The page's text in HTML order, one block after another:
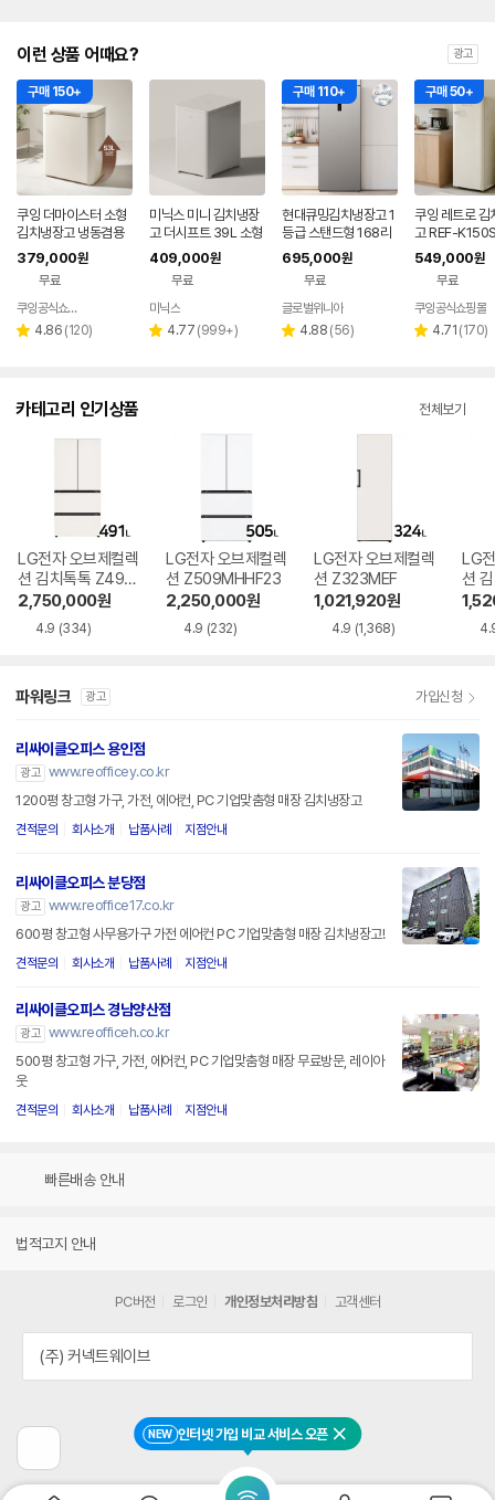
NEW 인터넷 가입 비교 서비스 오픈 닫기
이런 상품 어때요? 광고
구매 150+
쿠잉 더마이스터 소형
김치냉장고 냉동겸용
뚜껑형 발효숙성 K05
5CGGB 그레이지
379,000원
무료
페이
쿠잉공식쇼핑몰
별 4.86 리
(120)
미닉스 미니 김치냉장
고 더시프트 39L 소형
뚜껑형
409,000원
무료
미닉스
별 4.77 리
(999+)
구매 110+
현대큐밍김치냉장고 1
등급 스탠드형 168리
터 1도어 KAE116TS
ME18 저소음 김치보
관 절전가전 신선보관
695,000원
무료
페이
글로벌위니아
별 4.88 리
(56)
구매 50+
쿠잉 레트로 김
고 REF-
탠드형 소형 미
냉장 냉동 겸용
549,000원
무료
쿠잉공식쇼핑몰
별 4.71 리
(170)
카테고리 인기상품 전체보기
LG전자 오브제컬렉
션 김치톡톡 Z490
MEEF11
2,750,000원
4.9 (334)
LG전자 오브제컬렉
션 Z509MHHF23
2,250,000원
4.9 (232)
LG전자 오브제컬렉
션 Z323MEF
1,021,920원
4.9 (1,368)
LG
션
파워링크 광고 가입신청
리싸이클오피스 용인점
광고 www.reofficey.co.kr
1200평 창고형 가구, 가전, 에어컨, PC 기업맞춤형 매장 김치냉장고
견적문의 회사소개 납품사례 지점안내
리싸이클오피스 분당점
광고 www.reoffice17.co.kr
600평 창고형 사무용가구 가전 에어컨 PC 기업맞춤형 매장 김치냉장고!
견적문의 회사소개 납품사례 지점안내
리싸이클오피스 경남양산점
광고 www.reofficeh.co.kr
500평 창고형 가구, 가전, 에어컨, PC 기업맞춤형 매장 무료방문, 레이아
웃
견적문의 회사소개 납품사례 지점안내
빠른배송 안내
법적고지 안내
전
페
PC버전 로그인 개인정보처리방침 고객센터
(주) 커넥트웨이브